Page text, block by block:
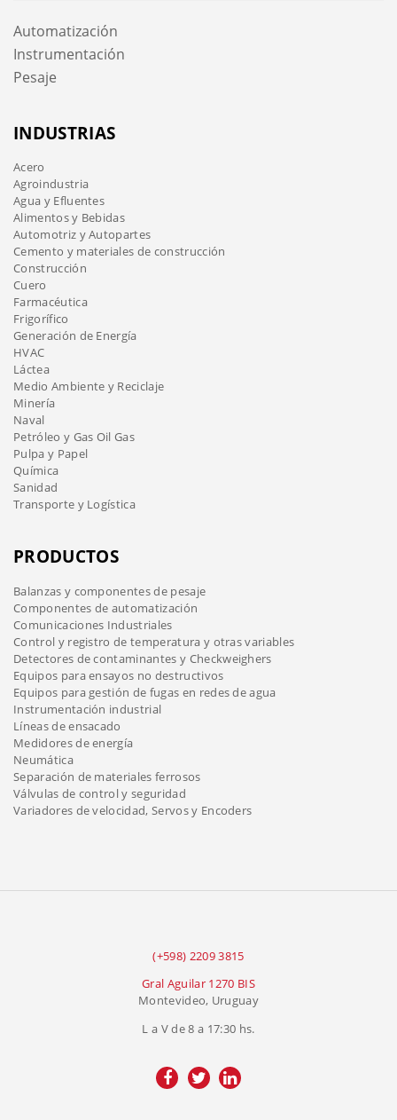
Automatización
Instrumentación
Pesaje
INDUSTRIAS
Acero
Agroindustria
Agua y Efluentes
Alimentos y Bebidas
Automotriz y Autopartes
Cemento y materiales de construcción
Construcción
Cuero
Farmacéutica
Frigorífico
Generación de Energía
HVAC
Láctea
Medio Ambiente y Reciclaje
Minería
Naval
Petróleo y Gas Oil Gas
Pulpa y Papel
Química
Sanidad
Transporte y Logística
PRODUCTOS
Balanzas y componentes de pesaje
Componentes de automatización
Comunicaciones Industriales
Control y registro de temperatura y otras variables
Detectores de contaminantes y Checkweighers
Equipos para ensayos no destructivos
Equipos para gestión de fugas en redes de agua
Instrumentación industrial
Líneas de ensacado
Medidores de energía
Neumática
Separación de materiales ferrosos
Válvulas de control y seguridad
Variadores de velocidad, Servos y Encoders
(+598) 2209 3815
Gral Aguilar 1270 BIS
Montevideo, Uruguay
L a V de 8 a 17:30 hs.